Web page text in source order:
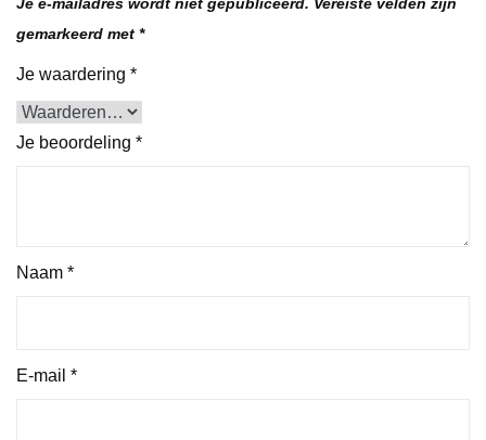
gemarkeerd met *
Je waardering *
Je beoordeling *
Naam *
E-mail *